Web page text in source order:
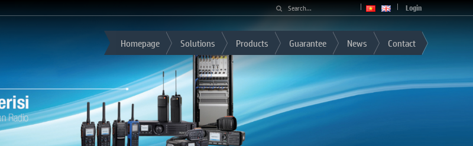
Login
Homepage Solutions Products Guarantee News Contact